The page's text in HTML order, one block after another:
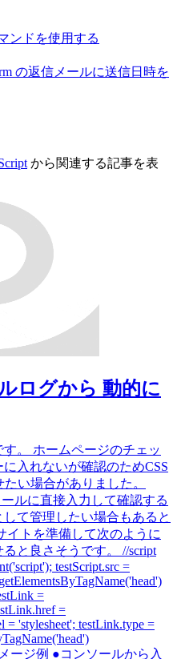
ンドを使用する
の返信メールに送信日時を
から関連する記事を表
ログから 動的に
。 ホームページのチェッ
入れないが確認のためCSS
い場合がありました。
ルに直接入力して確認する
て管理したい場合もあると
イトを準備して次のように
と良さそうです。 //script
testScript.src =
=
=
= 'stylesheet'; testLink.type =
ージ例 ●コンソールから入